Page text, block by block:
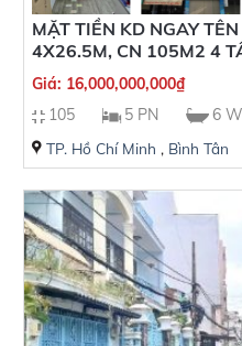
MẶT TIỀN KD NGAY
4X26.5M, CN 105M2 4
Giá: 16,000,000,000₫
105
5 PN 6
TP. Hồ Chí Minh , Bình Tân